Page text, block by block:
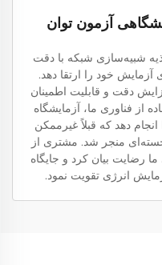
آزمون توان
شبیه‌سازی شبکه با دقت
آزمایش خود را ارتقا دهد.
دقت و قابلیت اطمینان
از فناوری ما، آزمایشگاه
دهد که قبلاً غیرممکن
منجر شد. مشتری از
رضایت بیان کرد و جایگاه
انرژی تقویت نمود.